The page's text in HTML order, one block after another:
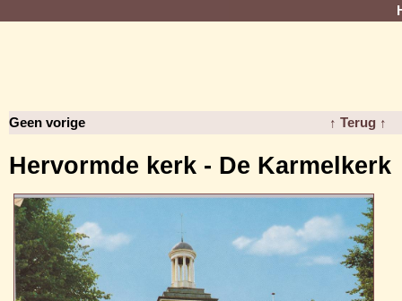
Geen vorige ↑ Terug ↑
Hervormde kerk - De Karmelkerk